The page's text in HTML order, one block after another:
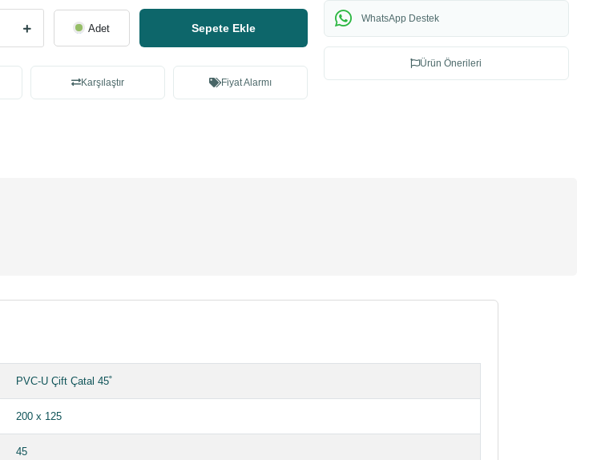
Adet Sepete Ekle
Karşılaştır Fiyat Alarmı
WhatsApp Destek
Ürün Önerileri
PVC-U Çift Çatal 45˚
200 x 125
45